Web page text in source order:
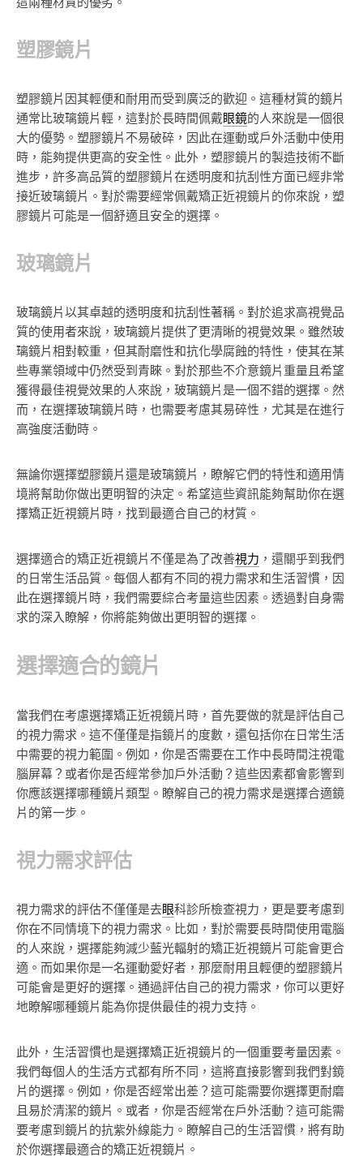
塑膠鏡片
塑膠鏡片因其輕便和耐用而受到廣泛的歡迎。這種材質的鏡片
通常比玻璃鏡片輕，這對於長時間佩戴眼鏡的人來說是一個很
大的優勢。塑膠鏡片不易破碎，因此在運動或戶外活動中使用
時，能夠提供更高的安全性。此外，塑膠鏡片的製造技術不斷
進步，許多高品質的塑膠鏡片在透明度和抗刮性方面已經非常
接近玻璃鏡片。對於需要經常佩戴矯正近視鏡片的你來說，塑
膠鏡片可能是一個舒適且安全的選擇。
玻璃鏡片
玻璃鏡片以其卓越的透明度和抗刮性著稱。對於追求高視覺品
質的使用者來說，玻璃鏡片提供了更清晰的視覺效果。雖然玻
璃鏡片相對較重，但其耐磨性和抗化學腐蝕的特性，使其在某
些專業領域中仍然受到青睞。對於那些不介意鏡片重量且希望
獲得最佳視覺效果的人來說，玻璃鏡片是一個不錯的選擇。然
而，在選擇玻璃鏡片時，也需要考慮其易碎性，尤其是在進行
高強度活動時。
無論你選擇塑膠鏡片還是玻璃鏡片，瞭解它們的特性和適用情
境將幫助你做出更明智的決定。希望這些資訊能夠幫助你在選
擇矯正近視鏡片時，找到最適合自己的材質。
選擇適合的矯正近視鏡片不僅是為了改善視力 ，還關乎到我們
的日常生活品質。每個人都有不同的視力需求和生活習慣，因
此在選擇鏡片時，我們需要綜合考量這些因素。透過對自身需
求的深入瞭解，你將能夠做出更明智的選擇。
選擇適合的鏡片
當我們在考慮選擇矯正近視鏡片時，首先要做的就是評估自己
的視力需求。這不僅僅是指鏡片的度數，還包括你在日常生活
中需要的視力範圍。例如，你是否需要在工作中長時間注視電
腦屏幕？或者你是否經常參加戶外活動？這些因素都會影響到
你應該選擇哪種鏡片類型。瞭解自己的視力需求是選擇合適鏡
片的第一步。
視力需求評估
視力需求的評估不僅僅是去眼科診所檢查視力，更是要考慮到
你在不同情境下的視力需求。比如，對於需要長時間使用電腦
的人來說，選擇能夠減少藍光輻射的矯正近視鏡片可能會更合
適。而如果你是一名運動愛好者，那麼耐用且輕便的塑膠鏡片
可能會是更好的選擇。通過評估自己的視力需求，你可以更好
地瞭解哪種鏡片能為你提供最佳的視力支持。
此外，生活習慣也是選擇矯正近視鏡片的一個重要考量因素。
我們每個人的生活方式都有所不同，這將直接影響到我們對鏡
片的選擇。例如，你是否經常出差？這可能需要你選擇更耐磨
且易於清潔的鏡片。或者，你是否經常在戶外活動？這可能需
要考慮到鏡片的抗紫外線能力。瞭解自己的生活習慣，將有助
於你選擇最適合的矯正近視鏡片。